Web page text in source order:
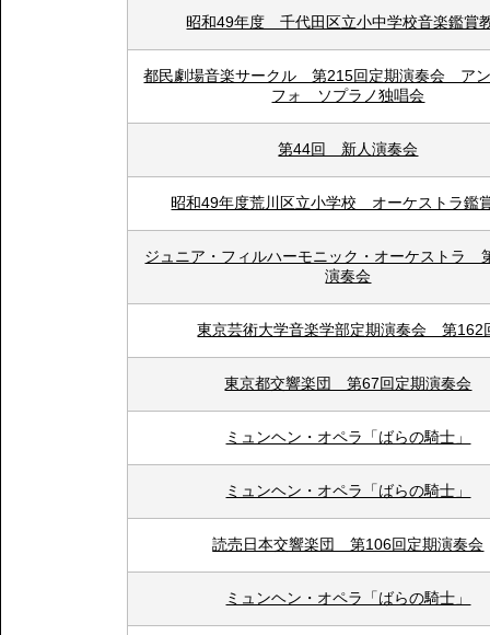
昭和49年度 千代田区立小中学校音楽鑑賞
都民劇場音楽サークル 第215回定期演奏会 ア
フォ ソプラノ独唱会
第44回 新人演奏会
昭和49年度荒川区立小学校 オーケストラ鑑
ジュニア・フィルハーモニック・オーケストラ
演奏会
東京芸術大学音楽学部定期演奏会 第162
東京都交響楽団 第67回定期演奏会
ミュンヘン・オペラ「ばらの騎士」
ミュンヘン・オペラ「ばらの騎士」
読売日本交響楽団 第106回定期演奏会
ミュンヘン・オペラ「ばらの騎士」